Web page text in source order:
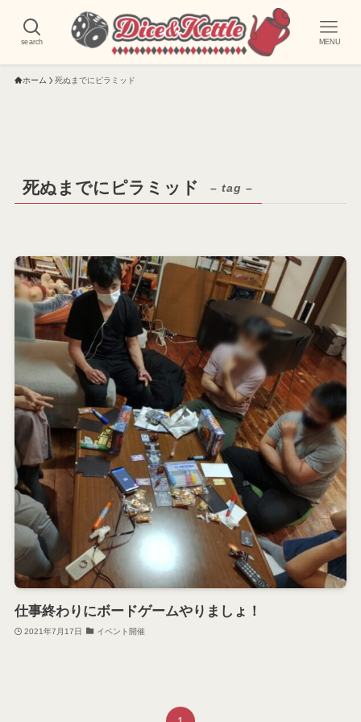
search MENU
ホーム 死ぬまでにピラミッド
死ぬまでにピラミッド – tag –
仕事終わりにボードゲームやりましょ！
2021年7月17日 イベント開催